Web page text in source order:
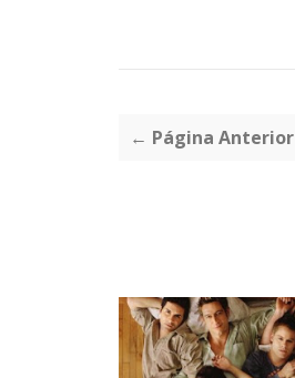
← Página Anterior